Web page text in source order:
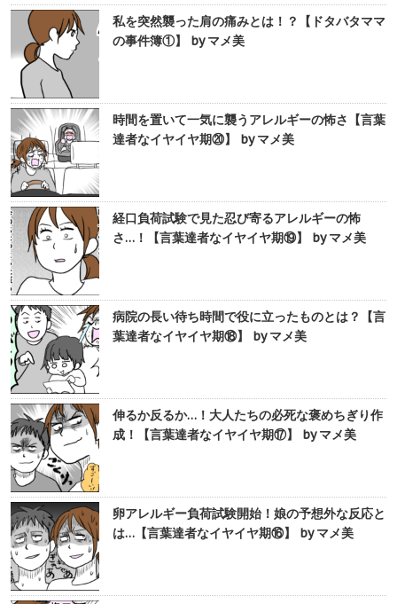
私を突然襲った肩の痛みとは！？【ドタバタママ
の事件簿①】 by マメ美
時間を置いて一気に襲うアレルギーの怖さ【言葉
達者なイヤイヤ期⑳】 by マメ美
経口負荷試験で見た忍び寄るアレルギーの怖
さ…！【言葉達者なイヤイヤ期⑲】 by マメ美
病院の長い待ち時間で役に立ったものとは？【言
葉達者なイヤイヤ期⑱】 by マメ美
伸るか反るか…！大人たちの必死な褒めちぎり作
成！【言葉達者なイヤイヤ期⑰】 by マメ美
卵アレルギー負荷試験開始！娘の予想外な反応と
は…【言葉達者なイヤイヤ期⑯】 by マメ美